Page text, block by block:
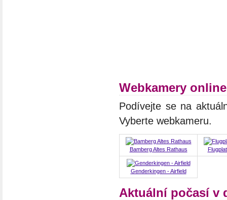
Webkamery
Podívejte se na
Vyberte webkameru.
Bamberg Altes Rathaus
Genderkingen - Airfield
Aktuální počasí v